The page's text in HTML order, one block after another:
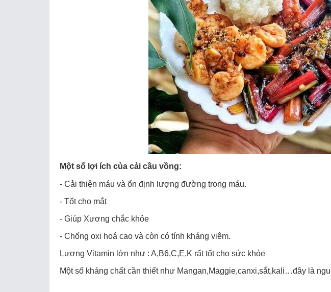
Một số lợi ích của cải cầu vồng:
- Cải thiện máu và ổn định lượng đường trong máu.
- Tốt cho mắt
- Giúp Xương chắc khỏe
- Chống oxi hoá cao và còn có tính kháng viêm.
Lượng Vitamin lớn như : A,B6,C,E,K rất tốt cho sức khỏe
Một số kháng chất cần thiết như Mangan,Maggie,canxi,sắt,kali…đây là